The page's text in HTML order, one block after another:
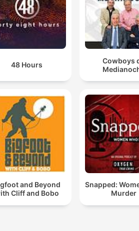
48 Hours
Cowboys
and Beyond
Cliff and Bobo
Snapped:
Murder